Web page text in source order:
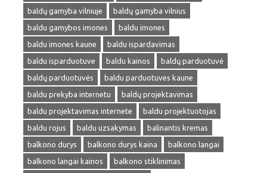
baldų gamyba vilniuje
baldų gamyba vilnius
baldu gamybos imones
baldu imones
baldu imones kaune
baldu ispardavimas
baldu isparduotuve
baldu kainos
baldų parduotuvė
baldų parduotuvės
baldu parduotuves kaune
baldu prekyba internetu
baldų projektavimas
baldu projektavimas internete
baldu projektuotojas
baldu rojus
baldu uzsakymas
balinantis kremas
balkono durys
balkono durys kaina
balkono langai
balkono langai kainos
balkono stiklinimas